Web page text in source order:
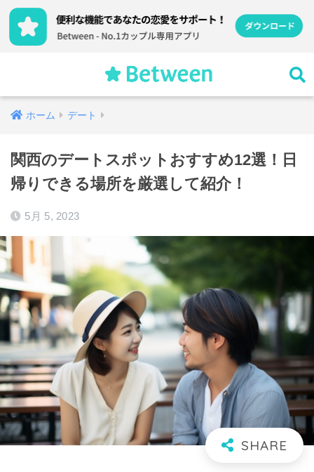
ホーム デート
関西のデートスポットおすすめ12選！日
帰りできる場所を厳選して紹介！
5月 5, 2023